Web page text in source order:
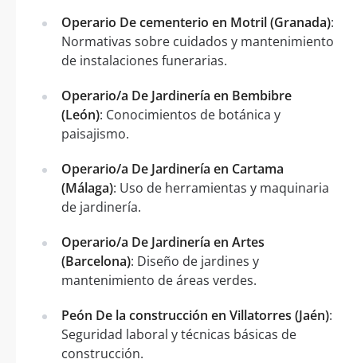
Operario De cementerio en Motril (Granada):
Normativas sobre cuidados y mantenimiento
de instalaciones funerarias.
Operario/a De Jardinería en Bembibre
(León): Conocimientos de botánica y
paisajismo.
Operario/a De Jardinería en Cartama
(Málaga): Uso de herramientas y maquinaria
de jardinería.
Operario/a De Jardinería en Artes
(Barcelona): Diseño de jardines y
mantenimiento de áreas verdes.
Peón De la construcción en Villatorres (Jaén):
Seguridad laboral y técnicas básicas de
construcción.